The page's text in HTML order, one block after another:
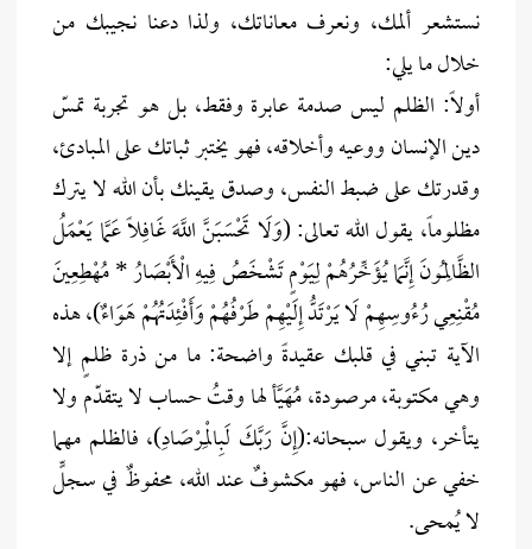
نستشعر ألمك، ونعرف معاناتك، ولذا دعنا نجيبك من
خلال ما يلي:
أولاً: الظلم ليس صدمة عابرة وفقط، بل هو تجربة تمسّ
دين الإنسان ووعيه وأخلاقه، فهو يختبر ثباتك على المبادئ،
وقدرتك على ضبط النفس، وصدق يقينك بأن الله لا يترك
مظلوماً، يقول الله تعالى: (وَلَا تَحْسَبَنَّ اللَّهَ غَافِلًا عَمَّا يَعْمَلُ
الظَّالِمُونَ إِنَّمَا يُؤَخِّرُهُمْ لِيَوْمٍ تَشْخَصُ فِيهِ الْأَبْصَارُ * مُهْطِعِينَ
مُقْنِعِي رُءُوسِهِمْ لَا يَرْتَدُّ إِلَيْهِمْ طَرْفُهُمْ وَأَفْئِدَتُهُمْ هَوَاءٌ)، هذه
الآية تبني في قلبك عقيدةً واضحة: ما من ذرة ظلمٍ إلا
وهي مكتوبة، مرصودة، مُهَيَّأ لها وقتُ حساب لا يتقدّم ولا
يتأخر، ويقول سبحانه:(إِنَّ رَبَّكَ لَبِالْمِرْصَادِ)، فالظلم مهما
خفي عن الناس، فهو مكشوفٌ عند الله، محفوظٌ في سجلٍّ
لا يُمحى.